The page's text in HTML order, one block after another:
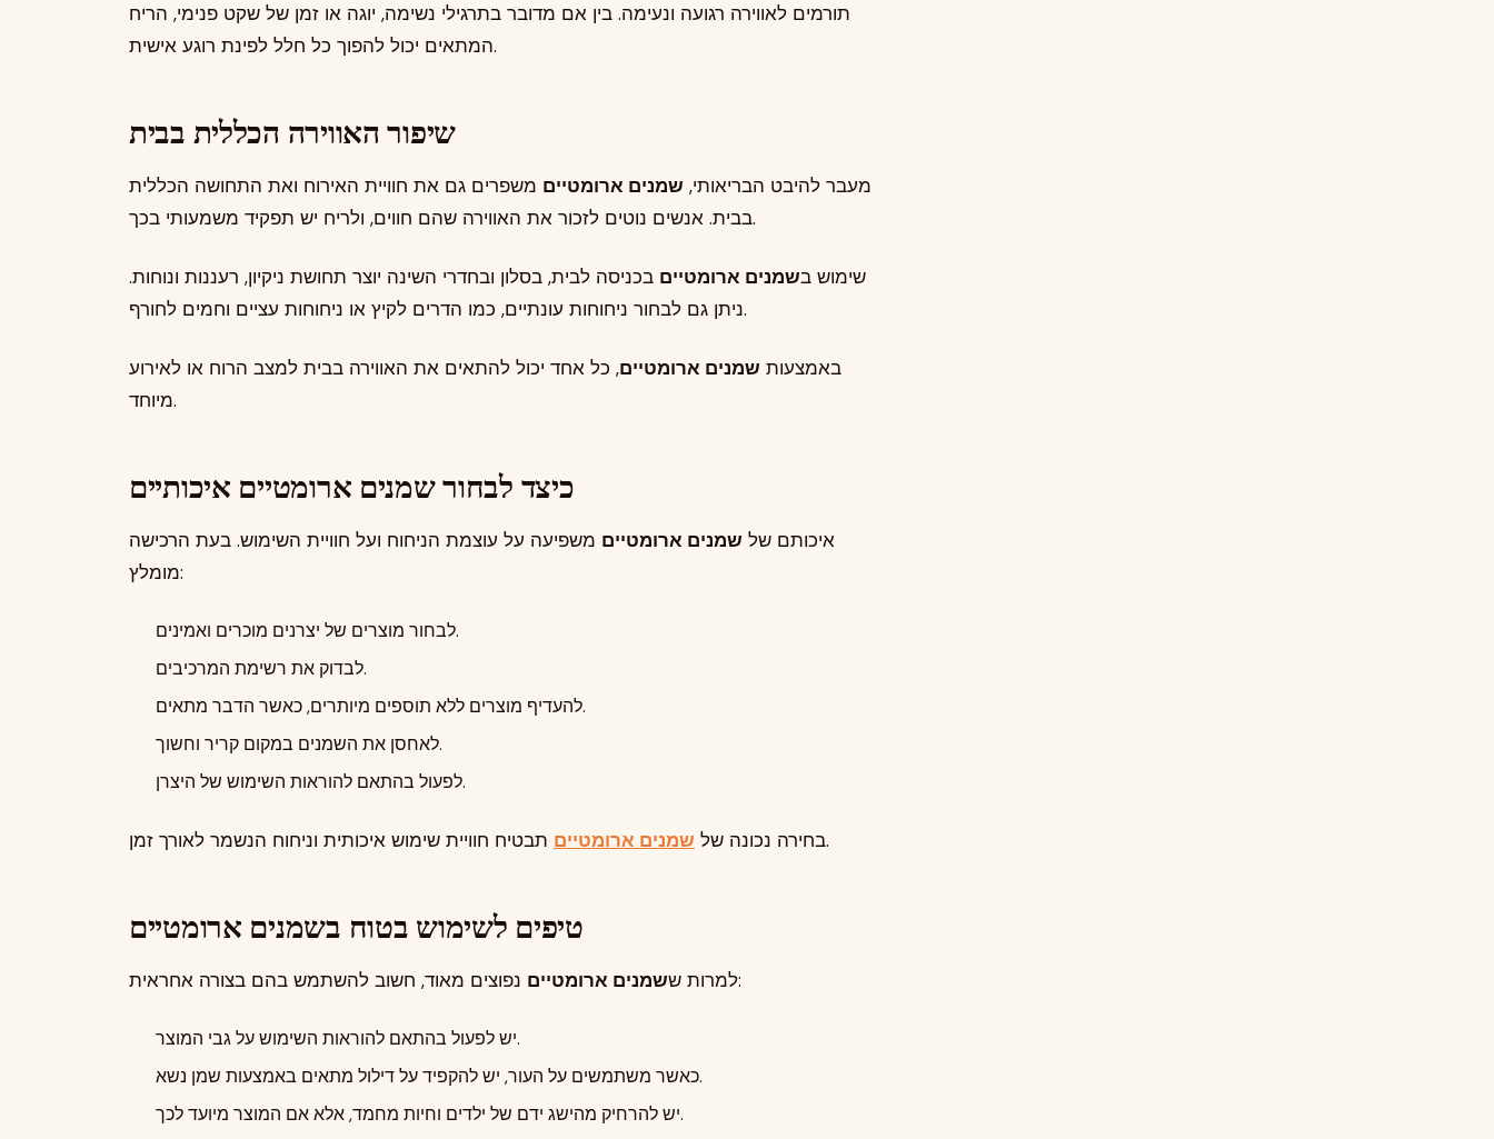
תורמים לאווירה רגועה ונעימה. בין אם מדובר בתרגילי נשימה, יוגה או זמן של שקט פנימי, הריח
המתאים יכול להפוך כל חלל לפינת רוגע אישית.
שיפור האווירה הכללית בבית
מעבר להיבט הבריאותי, שמנים ארומטיים משפרים גם את חוויית האירוח ואת התחושה הכללית
בבית. אנשים נוטים לזכור את האווירה שהם חווים, ולריח יש תפקיד משמעותי בכך.
שימוש בשמנים ארומטיים בכניסה לבית, בסלון ובחדרי השינה יוצר תחושת ניקיון, רעננות ונוחות.
ניתן גם לבחור ניחוחות עונתיים, כמו הדרים לקיץ או ניחוחות עציים וחמים לחורף.
באמצעות שמנים ארומטיים, כל אחד יכול להתאים את האווירה בבית למצב הרוח או לאירוע
מיוחד.
כיצד לבחור שמנים ארומטיים איכותיים
איכותם של שמנים ארומטיים משפיעה על עוצמת הניחוח ועל חוויית השימוש. בעת הרכישה
מומלץ:
לבחור מוצרים של יצרנים מוכרים ואמינים.
לבדוק את רשימת המרכיבים.
להעדיף מוצרים ללא תוספים מיותרים, כאשר הדבר מתאים.
לאחסן את השמנים במקום קריר וחשוך.
לפעול בהתאם להוראות השימוש של היצרן.
בחירה נכונה של שמנים ארומטיים תבטיח חוויית שימוש איכותית וניחוח הנשמר לאורך זמן.
טיפים לשימוש בטוח בשמנים ארומטיים
למרות ששמנים ארומטיים נפוצים מאוד, חשוב להשתמש בהם בצורה אחראית:
יש לפעול בהתאם להוראות השימוש על גבי המוצר.
כאשר משתמשים על העור, יש להקפיד על דילול מתאים באמצעות שמן נשא.
יש להרחיק מהישג ידם של ילדים וחיות מחמד, אלא אם המוצר מיועד לכך.